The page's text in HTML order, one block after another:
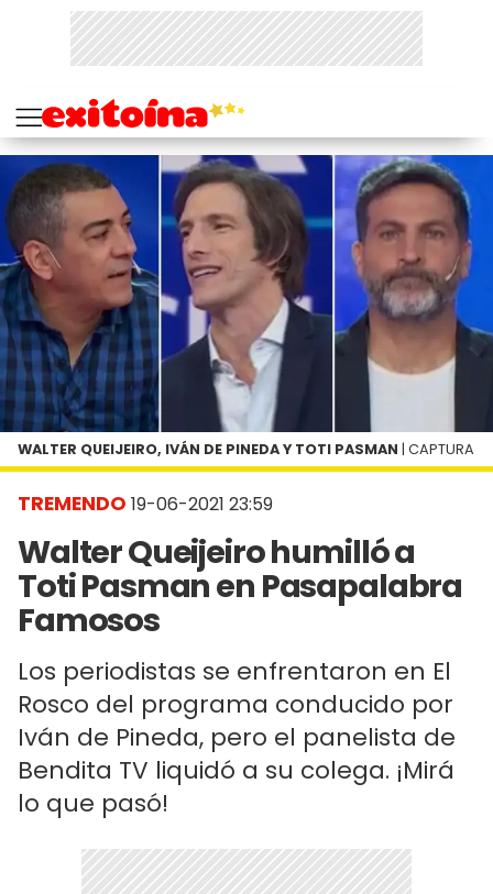
TREMENDO 19-06-2021 23:59
Walter Queijeiro humilló a
Toti Pasman en Pasapalabra
Famosos
Los periodistas se enfrentaron en El
Rosco del programa conducido por
Iván de Pineda, pero el panelista de
Bendita TV liquidó a su colega. ¡Mirá
lo que pasó!
WALTER QUEIJEIRO, IVÁN DE PINEDA Y TOTI PASMAN | CAPTURA